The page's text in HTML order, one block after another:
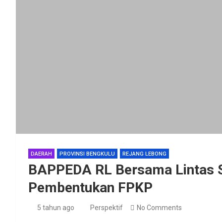
DAERAH PROVINSI BENGKULU REJANG LEBONG
BAPPEDA RL Bersama Lintas
Pembentukan FPKP
5 tahun ago Perspektif No Comments